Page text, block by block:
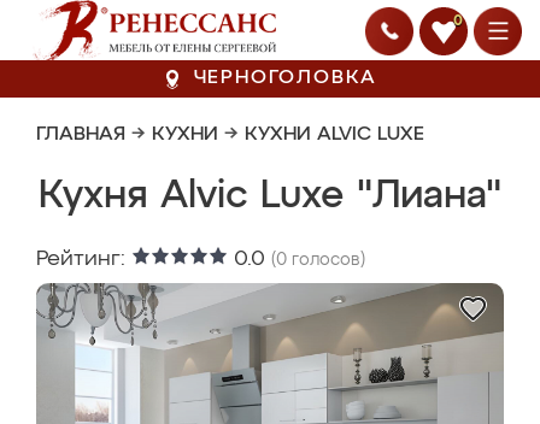
0
ЧЕРНОГОЛОВКА
ГЛАВНАЯ → КУХНИ → КУХНИ ALVIC LUXE
Кухня Alvic Luxe "Лиана"
Рейтинг: 0.0 (0 голосов)